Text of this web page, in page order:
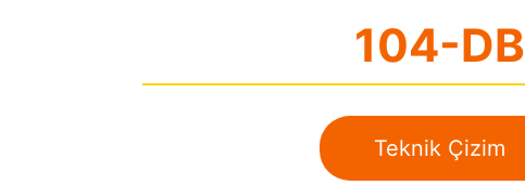
104-DB
Teknik Çizim